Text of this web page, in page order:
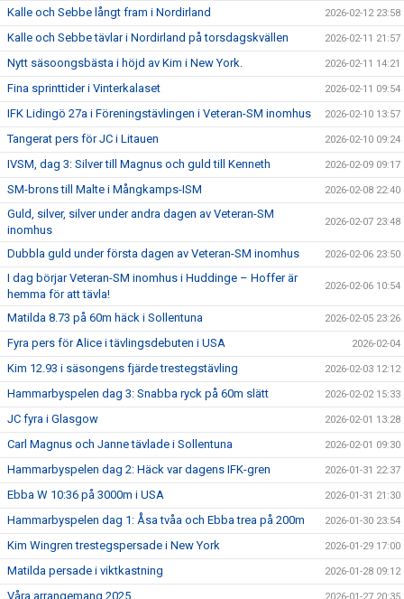
Kalle och Sebbe långt fram i Nordirland 2026-02-12 23:58
Kalle och Sebbe tävlar i Nordirland på torsdagskvällen 2026-02-11 21:57
Nytt säsoongsbästa i höjd av Kim i New York. 2026-02-11 14:21
Fina sprinttider i Vinterkalaset 2026-02-11 09:54
IFK Lidingö 27a i Föreningstävlingen i Veteran-SM inomhus 2026-02-10 13:57
Tangerat pers för JC i Litauen 2026-02-10 09:24
IVSM, dag 3: Silver till Magnus och guld till Kenneth 2026-02-09 09:17
SM-brons till Malte i Mångkamps-ISM 2026-02-08 22:40
Guld, silver, silver under andra dagen av Veteran-SM
inomhus
2026-02-07 23:48
Dubbla guld under första dagen av Veteran-SM inomhus 2026-02-06 23:50
I dag börjar Veteran-SM inomhus i Huddinge – Hoffer är
hemma för att tävla!
2026-02-06 10:54
Matilda 8.73 på 60m häck i Sollentuna 2026-02-05 23:26
Fyra pers för Alice i tävlingsdebuten i USA 2026-02-04
Kim 12.93 i säsongens fjärde trestegstävling 2026-02-03 12:12
Hammarbyspelen dag 3: Snabba ryck på 60m slätt 2026-02-02 15:33
JC fyra i Glasgow 2026-02-01 13:28
Carl Magnus och Janne tävlade i Sollentuna 2026-02-01 09:30
Hammarbyspelen dag 2: Häck var dagens IFK-gren 2026-01-31 22:37
Ebba W 10:36 på 3000m i USA 2026-01-31 21:30
Hammarbyspelen dag 1: Åsa tvåa och Ebba trea på 200m 2026-01-30 23:54
Kim Wingren trestegspersade i New York 2026-01-29 17:00
Matilda persade i viktkastning 2026-01-28 09:12
Våra arrangemang 2025